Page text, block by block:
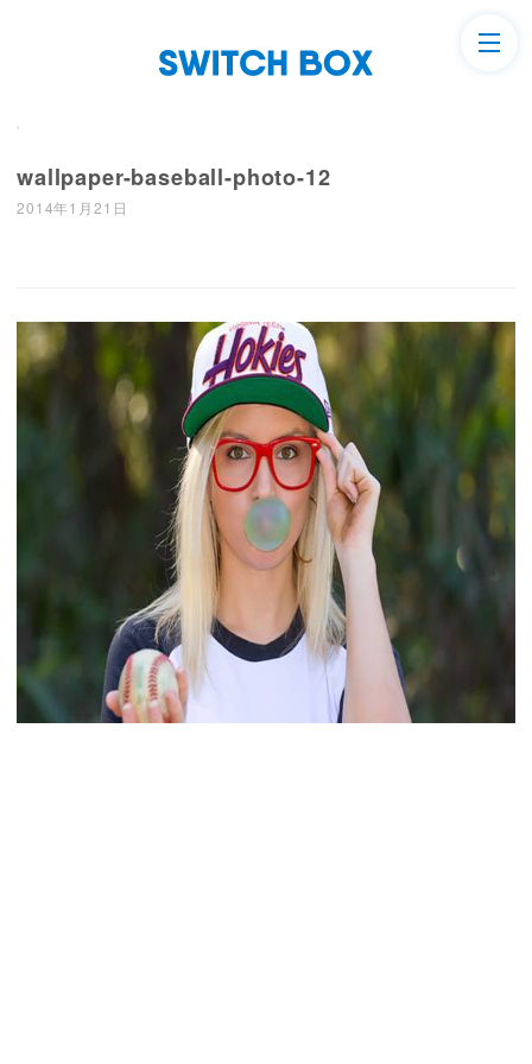
wallpaper-baseball-photo-12
2014年1月21日